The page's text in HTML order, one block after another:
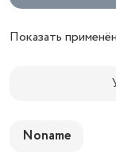
Показать
Noname